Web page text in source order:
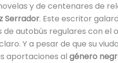
y de centenares de
Serrador. Este escritor
autobús regulares con el
Y a pesar de que su
aportaciones al género